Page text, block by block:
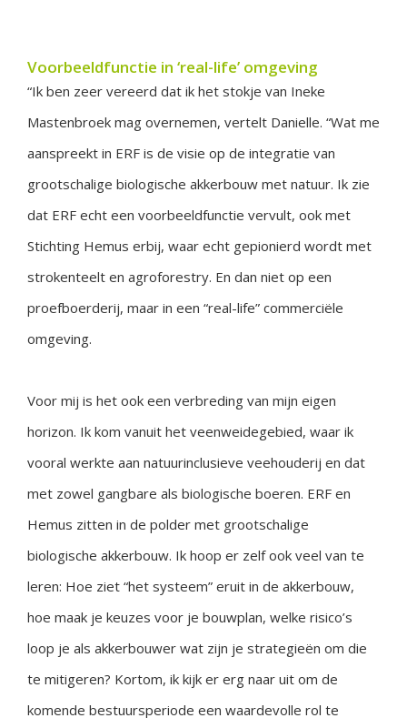
Voorbeeldfunctie in ‘real-life’ omgeving
“Ik ben zeer vereerd dat ik het stokje van Ineke
Mastenbroek mag overnemen, vertelt Danielle. “Wat me
aanspreekt in ERF is de visie op de integratie van
grootschalige biologische akkerbouw met natuur. Ik zie
dat ERF echt een voorbeeldfunctie vervult, ook met
Stichting Hemus erbij, waar echt gepionierd wordt met
strokenteelt en agroforestry. En dan niet op een
proefboerderij, maar in een “real-life” commerciële
omgeving.
Voor mij is het ook een verbreding van mijn eigen
horizon. Ik kom vanuit het veenweidegebied, waar ik
vooral werkte aan natuurinclusieve veehouderij en dat
met zowel gangbare als biologische boeren. ERF en
Hemus zitten in de polder met grootschalige
biologische akkerbouw. Ik hoop er zelf ook veel van te
leren: Hoe ziet “het systeem” eruit in de akkerbouw,
hoe maak je keuzes voor je bouwplan, welke risico’s
loop je als akkerbouwer wat zijn je strategieën om die
te mitigeren? Kortom, ik kijk er erg naar uit om de
komende bestuursperiode een waardevolle rol te